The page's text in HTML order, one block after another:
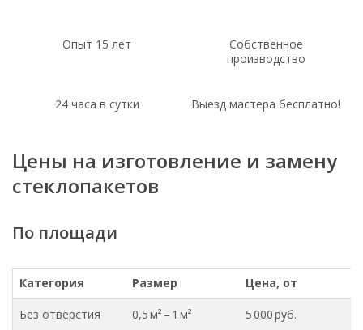
Опыт 15 лет
Собственное
производство
24 часа в сутки Выезд мастера бесплатно!
Цены на изготовление и замену
стеклопакетов
По площади
Категория Размер Цена, от
Без отверстия 0,5 м² – 1 м² 5 000 руб.